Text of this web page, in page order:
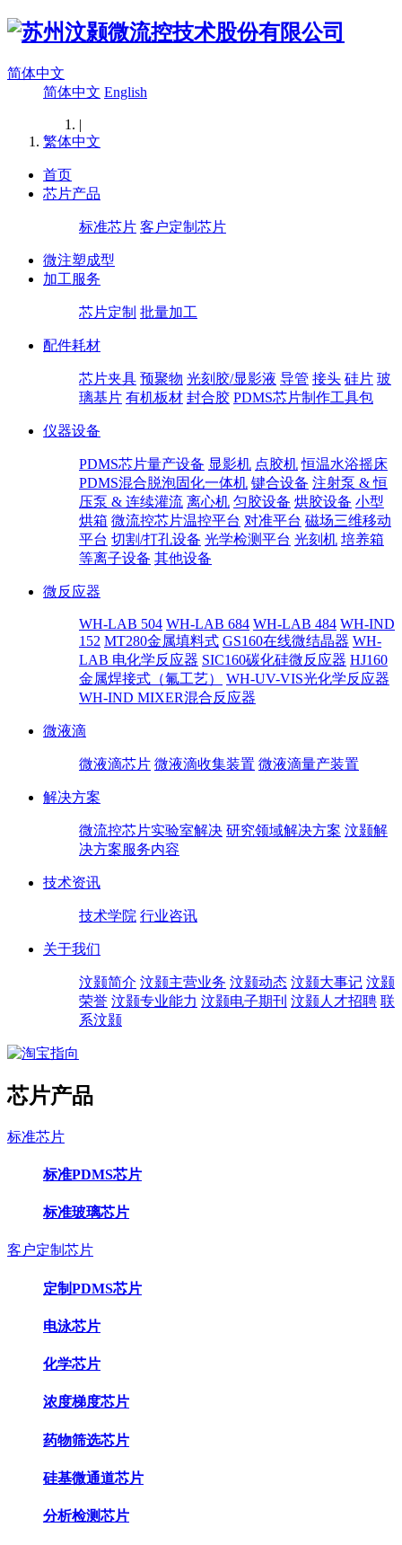
简体中文
简体中文 English
|
繁体中文
首页
芯片产品
标准芯片 客户定制芯片
微注塑成型
加工服务
芯片定制 批量加工
配件耗材
芯片夹具 预聚物 光刻胶/显影液 导管 接头 硅片 玻
璃基片 有机板材 封合胶 PDMS芯片制作工具包
仪器设备
PDMS芯片量产设备 显影机 点胶机 恒温水浴摇床
PDMS混合脱泡固化一体机 键合设备 注射泵 & 恒
压泵 & 连续灌流 离心机 匀胶设备 烘胶设备 小型
烘箱 微流控芯片温控平台 对准平台 磁场三维移动
平台 切割/打孔设备 光学检测平台 光刻机 培养箱
等离子设备 其他设备
微反应器
WH-LAB 504 WH-LAB 684 WH-LAB 484 WH-IND
152 MT280金属填料式 GS160在线微结晶器 WH-
LAB 电化学反应器 SIC160碳化硅微反应器 HJ160
金属焊接式（氟工艺）
WH-UV-VIS光化学反应器
WH-IND MIXER混合反应器
微液滴
微液滴芯片 微液滴收集装置 微液滴量产装置
解决方案
微流控芯片实验室解决 研究领域解决方案 汶颢解
决方案服务内容
技术资讯
技术学院 行业咨讯
关于我们
汶颢简介 汶颢主营业务 汶颢动态 汶颢大事记 汶颢
荣誉 汶颢专业能力 汶颢电子期刊 汶颢人才招聘 联
系汶颢
芯片产品
标准芯片
标准PDMS芯片
标准玻璃芯片
客户定制芯片
定制PDMS芯片
电泳芯片
化学芯片
浓度梯度芯片
药物筛选芯片
硅基微通道芯片
分析检测芯片